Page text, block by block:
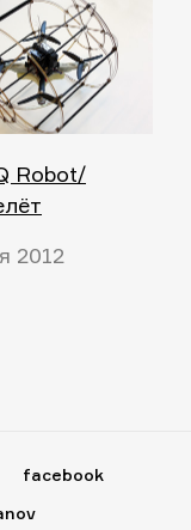
Robot/
2012
facebook